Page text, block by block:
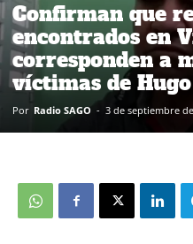
Confirman que
encontrados en
corresponden a
víctimas de
Por Radio SAGO - 3 de septiembre